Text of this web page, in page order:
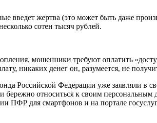
введет жертва (это может быть даже
сотен тысяч рублей.
мошенники требуют оплатить
никаких денег он, разумеется, не
Российской Федерации уже заявляли в
бережно относиться к своим
ПФР для смартфонов и на портале